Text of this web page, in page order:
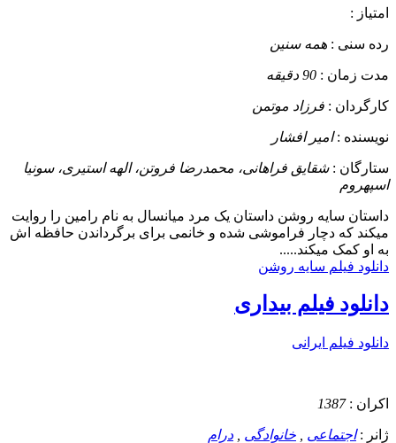
امتیاز :
رده سنی : همه سنین
مدت زمان : 90 دقیقه
کارگردان : فرزاد موتمن
نویسنده :امیر افشار
ستارگان :شقایق فراهانی، محمدرضا فروتن، الهه استیری، سونیا
اسپهروم
داستان سایه روشن داستان یک مرد میانسال به نام رامین را روایت
میکند که دچار فراموشی شده و خانمی برای برگرداندن حافظه اش
به او کمک میکند.....
دانلود فیلم سایه روشن
دانلود فیلم بیداری
دانلود فیلم ایرانی
اکران :1387
ژانر :اجتماعی خانوادگی درام